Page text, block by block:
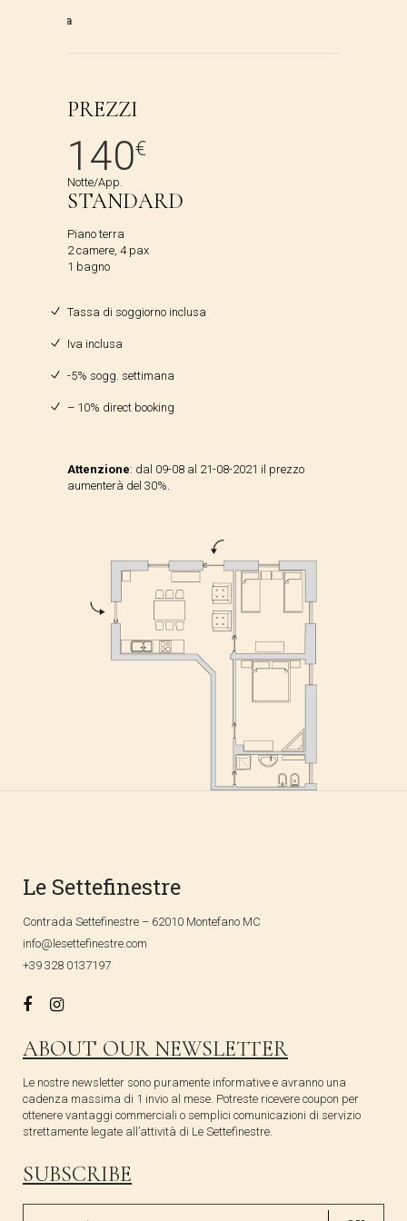
PREZZI
140€
Notte/App.
STANDARD
Piano terra
2 camere, 4 pax
1 bagno
Tassa di soggiorno inclusa
Iva inclusa
-5% sogg. settimana
– 10% direct booking
Attenzione: dal 09-08 al 21-08-2021 il prezzo
aumenterà del 30%.
Le Settefinestre
Contrada Settefinestre – 62010 Montefano MC
info@lesettefinestre.com
+39 328 0137197
ABOUT OUR NEWSLETTER
Le nostre newsletter sono puramente informative e avranno una
cadenza massima di 1 invio al mese. Potreste ricevere coupon per
ottenere vantaggi commerciali o semplici comunicazioni di servizio
strettamente legate all’attività di Le Settefinestre.
SUBSCRIBE